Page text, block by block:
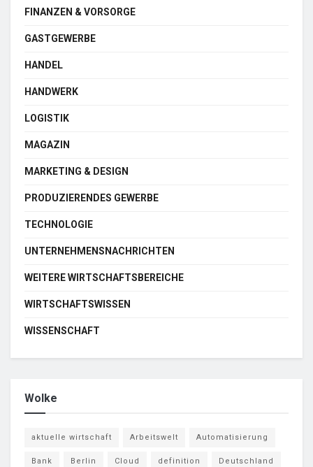
FINANZEN & VORSORGE
GASTGEWERBE
HANDEL
HANDWERK
LOGISTIK
MAGAZIN
MARKETING & DESIGN
PRODUZIERENDES GEWERBE
TECHNOLOGIE
UNTERNEHMENSNACHRICHTEN
WEITERE WIRTSCHAFTSBEREICHE
WIRTSCHAFTSWISSEN
WISSENSCHAFT
Wolke
aktuelle wirtschaft Arbeitswelt Automatisierung
Bank Berlin Cloud definition Deutschland